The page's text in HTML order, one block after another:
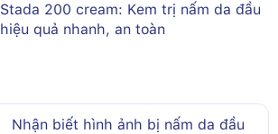
Stada 200 cream: Kem trị nấm da đầu
hiệu quả nhanh, an toàn
Nhận biết hình ảnh bị nấm da đầu